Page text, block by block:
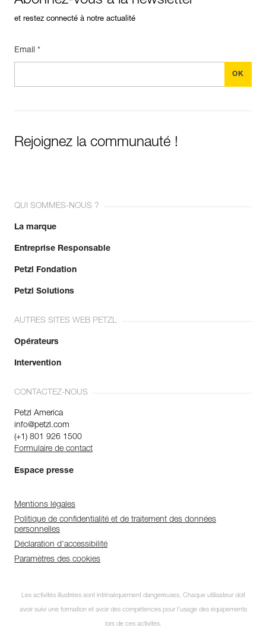
et restez connecté à notre actualité
Email *
Rejoignez la communauté !
QUI SOMMES-NOUS ?
La marque
Entreprise Responsable
Petzl Fondation
Petzl Solutions
AUTRES SITES WEB PETZL
Opérateurs
Intervention
CONTACTEZ-NOUS
Petzl America
info@petzl.com
(+1) 801 926 1500
Formulaire de contact
Espace presse
Mentions légales
Politique de confidentialité et de traitement des données
personnelles
Déclaration d'accessibilité
Paramètres des cookies
Les activités illustrées sont intrinsèquement dangereuses. Chaque utilisateur doit
avoir suivi une formation et avoir des compétences pour l’usage des équipements
lors de ces activités.